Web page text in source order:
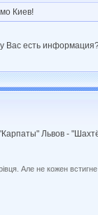
Киев!
Вас есть
Львов -
Але не кожен